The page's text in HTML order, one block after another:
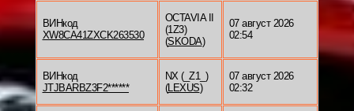
ВИНкод
XW8CA41ZXCK263530
OCTAVIA II
(1Z3)
(SKODA)
07 август 2026
02:54
ВИНкод
JTJBARBZ3F2******
NX (_Z1_)
(LEXUS)
07 август 2026
02:32